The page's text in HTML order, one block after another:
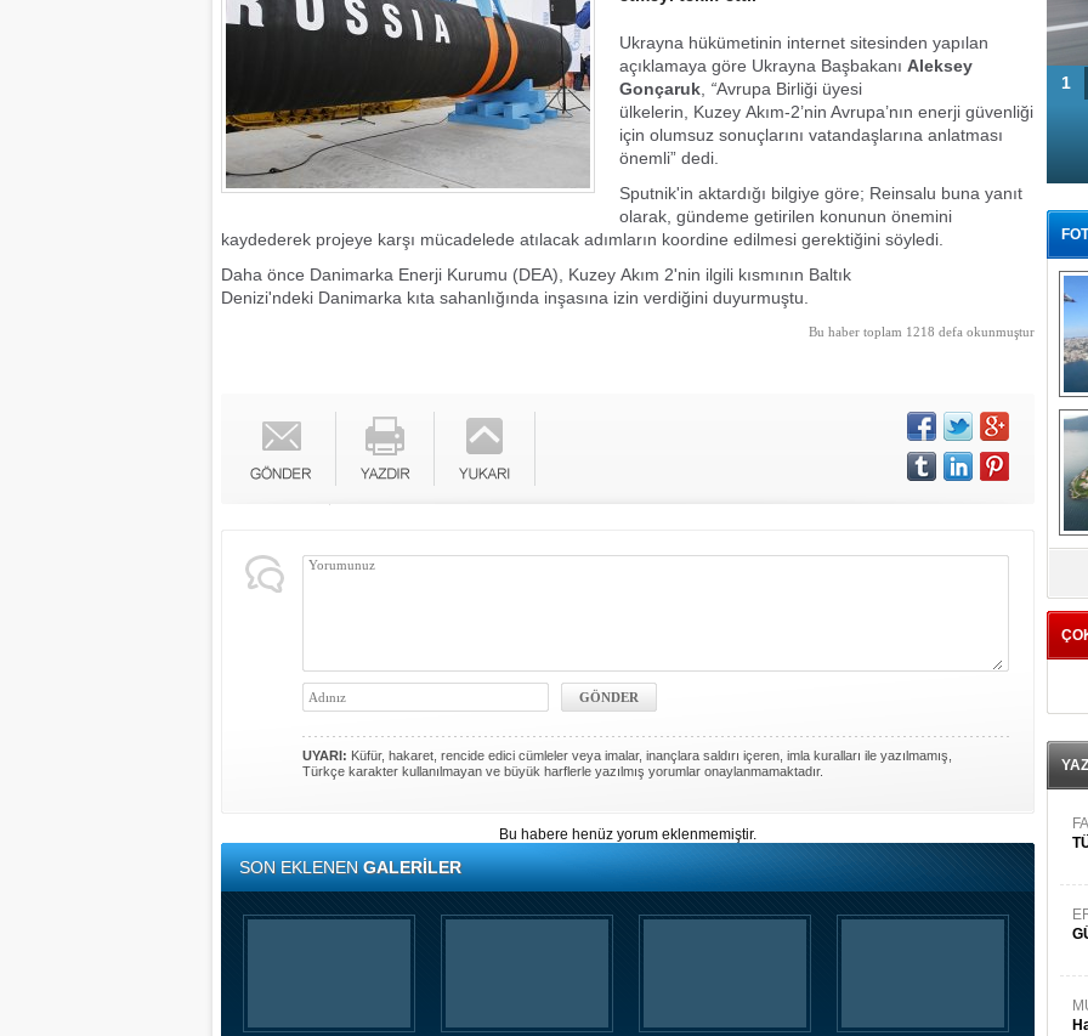
Ukrayna hükümetinin internet sitesinden yapılan
açıklamaya göre Ukrayna Başbakanı Aleksey
Gonçaruk “Avrupa Birliği üyesi
ülkelerin, Kuzey Akım-2’nin Avrupa’nın enerji güvenliği
için olumsuz sonuçlarını vatandaşlarına anlatması
önemli” dedi.
Sputnik'in aktardığı bilgiye göre; Reinsalu buna yanıt
olarak, gündeme getirilen konunun önemini
kaydederek projeye karşı mücadelede atılacak adımların koordine edilmesi gerektiğini söyledi.
Daha önce Danimarka Enerji Kurumu (DEA), Kuzey Akım 2'nin ilgili kısmının Baltık
Denizi'ndeki Danimarka kıta sahanlığında inşasına izin verdiğini duyurmuştu.
Bu haber toplam 1218 defa okunmuştur
UYARI: Küfür, hakaret, rencide edici cümleler veya imalar, inançlara saldırı içeren, imla kuralları ile yazılmamış,
Türkçe karakter kullanılmayan ve büyük harflerle yazılmış yorumlar onaylanmamaktadır.
Bu habere henüz yorum eklenmemiştir.
SON EKLENENGALERİLER
1